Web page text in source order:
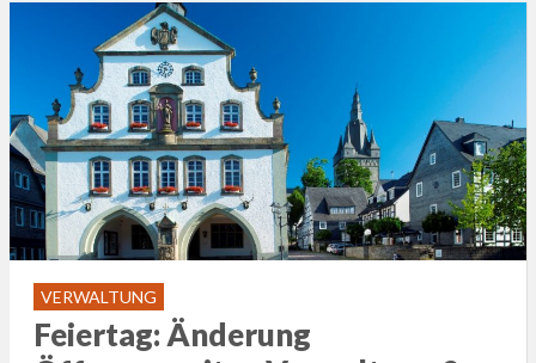
VERWALTUNG
Feiertag: Änderung